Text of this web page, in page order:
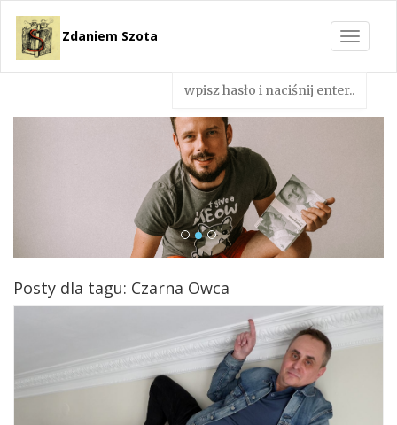
Toggle
Zdaniem Szota
Posty dla tagu: Czarna Owca